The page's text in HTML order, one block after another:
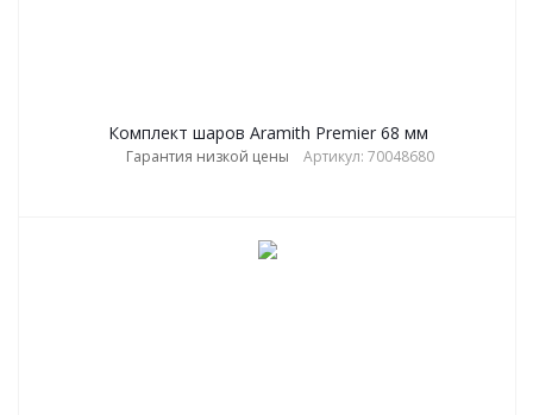
Комплект шаров Aramith Premier 68 мм
Гарантия низкой цены Артикул: 70048680